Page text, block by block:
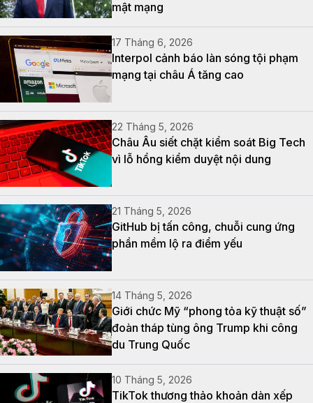
mật mạng
17 Tháng 6, 2026
Interpol cảnh báo làn sóng tội phạm
mạng tại châu Á tăng cao
22 Tháng 5, 2026
Châu Âu siết chặt kiểm soát Big Tech
vì lỗ hổng kiểm duyệt nội dung
21 Tháng 5, 2026
GitHub bị tấn công, chuỗi cung ứng
phần mềm lộ ra điểm yếu
14 Tháng 5, 2026
Giới chức Mỹ “phong tỏa kỹ thuật số”
đoàn tháp tùng ông Trump khi công
du Trung Quốc
10 Tháng 5, 2026
TikTok thương thảo khoản dàn xếp